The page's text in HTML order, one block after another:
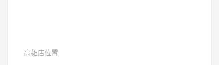
高雄店位置